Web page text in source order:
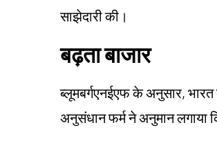
साझेदारी की।
बढ़ता बाजार
ब्लूमबर्गएनईएफ के अनुसार,
अनुसंधान फर्म ने अनुमान लगाया